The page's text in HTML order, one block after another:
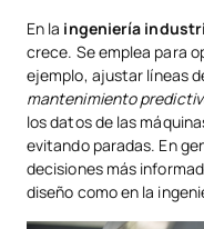
En la ingeniería
crece. Se emplea para
ejemplo, ajustar líneas
mantenimiento
los datos de las
evitando paradas. En
decisiones más
diseño como en la